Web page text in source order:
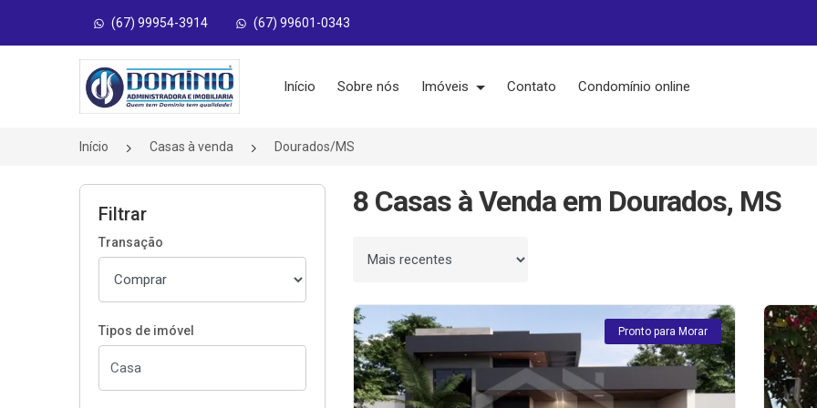
(67) 99954-3914 (67) 99601-0343
Página inicial
Início Sobre nós Imóveis Contato Condomínio online
Início Casas à venda Dourados/MS
Filtrar
Transação
Tipos de imóvel
8 Casas à Venda em Dourados, MS
Ordenar por
Pronto para Morar